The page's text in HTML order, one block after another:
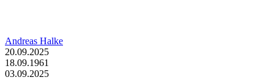
Andreas Halke
20.09.2025
18.09.1961
03.09.2025